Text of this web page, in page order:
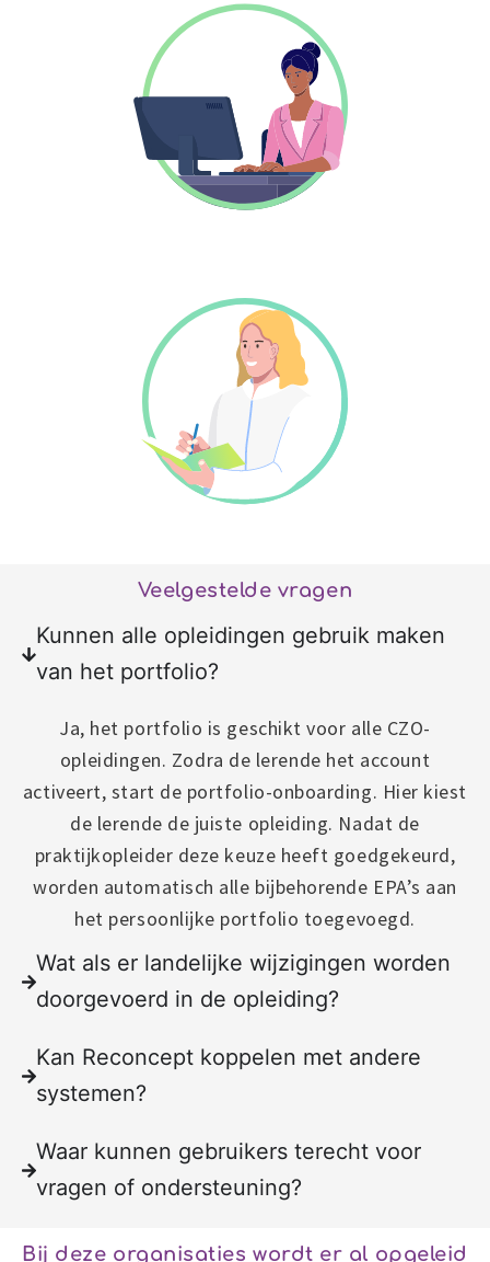
Veelgestelde vragen
Kunnen alle opleidingen gebruik maken
van het portfolio?
Ja, het portfolio is geschikt voor alle CZO-
opleidingen. Zodra de lerende het account
activeert, start de portfolio-onboarding. Hier kiest
de lerende de juiste opleiding. Nadat de
praktijkopleider deze keuze heeft goedgekeurd,
worden automatisch alle bijbehorende EPA’s aan
het persoonlijke portfolio toegevoegd.
Wat als er landelijke wijzigingen worden
doorgevoerd in de opleiding?
Kan Reconcept koppelen met andere
systemen?
Waar kunnen gebruikers terecht voor
vragen of ondersteuning?
Bij deze organisaties wordt er al opgeleid